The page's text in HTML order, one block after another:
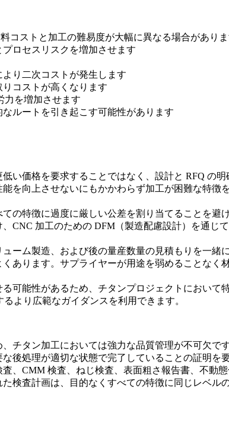
コストと加工の難易度が大幅に異なる場合があり
ロセスリスクを増加させます
り二次コストが発生します
コストが高くなります
力を増加させます
ルートを引き起こす可能性があります
い価格を要求することではなく、設計と RFQ の
を向上させないにもかかわらず加工が困難な特徴
の特徴に過度に厳しい公差を割り当てることを
CNC 加工のための DFM（製造配慮設計）
を通じ
ューム製造 、および後の量産数量の見積もりを一
あります。サプライヤーが用途を弱めることな
可能性があるため、チタンプロジェクトにおいて
るより広範なガイダンスを利用できます。
チタン加工においては強力な品質管理が不可欠で
後処理が適切な状態で完了していることの証明を
、CMM 検査、ねじ検査、表面粗さ報告書、不動
検査計画は、目的なくすべての特徴に同じレベ